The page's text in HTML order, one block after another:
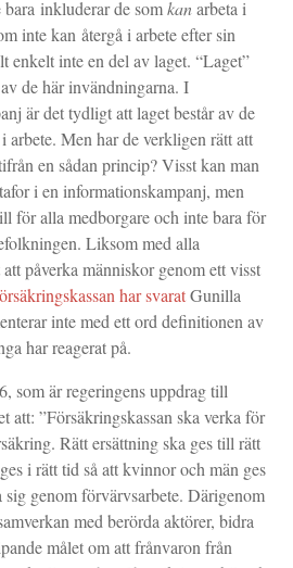
inkluderar de somkanarbeta i
inte kan återgå i arbete efter sin
enkelt inte en del av laget. “Laget”
de här invändningarna. I
är det tydligt att laget består av de
arbete. Men har de verkligen rätt att
en sådan princip? Visst kan man
i en informationskampanj, men
för alla medborgare och inte bara för
Liksom med alla
påverka människor genom ett visst
har svaratGunilla
inte med ett ord definitionen av
har reagerat på.
som är regeringens uppdrag till
att: ”Försäkringskassan ska verka för
Rätt ersättning ska ges till rätt
i rätt tid så att kvinnor och män ges
genom förvärvsarbete. Därigenom
med berörda aktörer, bidra
målet om att frånvaron från